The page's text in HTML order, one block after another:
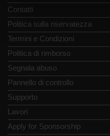
Contatti
Politica sulla riservatezza
Termini e Condizioni
Politica di rimborso
Segnala abuso
Pannello di controllo
Supporto
Lavori
Apply for Sponsorship